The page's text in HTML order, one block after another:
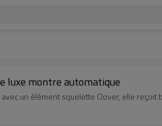
luxe montre automatique
un élément squelette Clover, elle reçoit